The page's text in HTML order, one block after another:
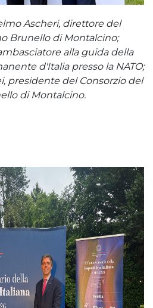
Ascheri, direttore del
Brunello di Montalcino;
alla guida della
d'Italia presso la NATO;
presidente del Consorzio del
di Montalcino.